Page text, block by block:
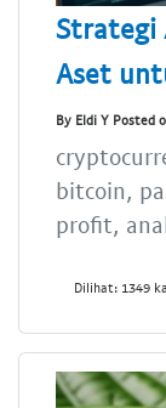
Strategi
Aset
By Eldi Y Posted
bitcoin,
profit,
Dilihat: 1349